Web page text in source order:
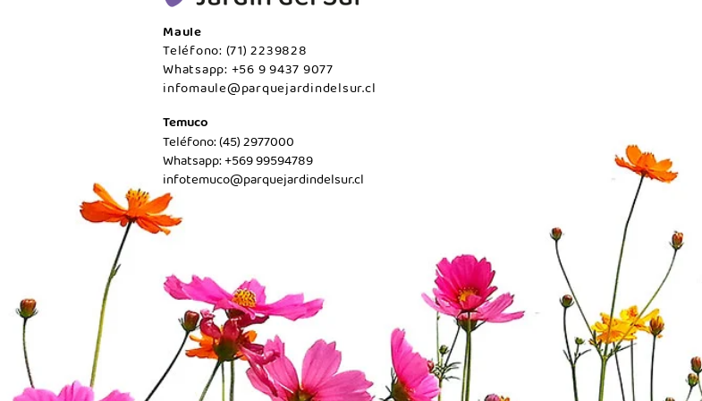
Maule
Teléfono: (71) 2239828
Whatsapp: +56 9 9437 9077
infomaule@parquejardindelsur.cl
Temuco
Teléfono: (45) 2977000
Whatsapp: +569 99594789
infotemuco@parquejardindelsur.cl